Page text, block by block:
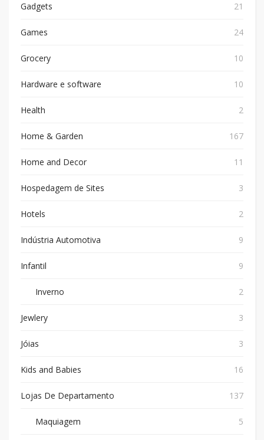
Gadgets 21
Games 24
Grocery 10
Hardware e software 10
Health 2
Home & Garden 167
Home and Decor 11
Hospedagem de Sites 3
Hotels 2
Indústria Automotiva 9
Infantil 9
Inverno 2
Jewlery 3
Jóias 3
Kids and Babies 16
Lojas De Departamento 137
Maquiagem 5